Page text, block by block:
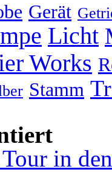
Gerät
Licht
Works
Stamm
in